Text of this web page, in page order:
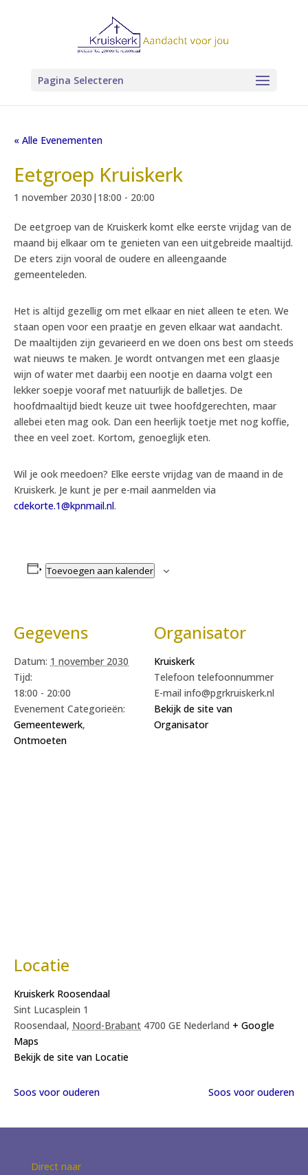
Pagina Selecteren
« Alle Evenementen
Eetgroep Kruiskerk
1 november 2030|18:00 - 20:00
De eetgroep van de Kruiskerk komt elke eerste vrijdag van de
maand bij elkaar om te genieten van een uitgebreide maaltijd.
De eters zijn vooral de oudere en alleengaande
gemeenteleden.
Het is altijd gezellig om met elkaar en niet alleen te eten. We
staan open voor een praatje en geven elkaar wat aandacht.
De maaltijden zijn gevarieerd en we doen ons best om steeds
wat nieuws te maken. Je wordt ontvangen met een glaasje
wijn of water met daarbij een nootje en daarna volgt een
lekker soepje vooraf met natuurlijk de balletjes. De
hoofdmaaltijd biedt keuze uit twee hoofdgerechten, maar
allebei eten mag ook. Dan een heerlijk toetje met nog koffie,
thee en veel zoet. Kortom, genoeglijk eten.
Wil je ook meedoen? Elke eerste vrijdag van de maand in de
Kruiskerk. Je kunt je per e-mail aanmelden via
cdekorte.1@kpnmail.nl.
Toevoegen aan kalender
Gegevens
Datum: 1 november 2030
Tijd:
18:00 - 20:00
Evenement Categorieën:
Gemeentewerk,
Ontmoeten
Organisator
Kruiskerk
Telefoon telefoonnummer
E-mail info@pgrkruiskerk.nl
Bekijk de site van
Organisator
Locatie
Kruiskerk Roosendaal
Sint Lucasplein 1
Roosendaal, Noord-Brabant 4700 GE Nederland + Google
Maps
Bekijk de site van Locatie
Soos voor ouderen Soos voor ouderen
Direct naar